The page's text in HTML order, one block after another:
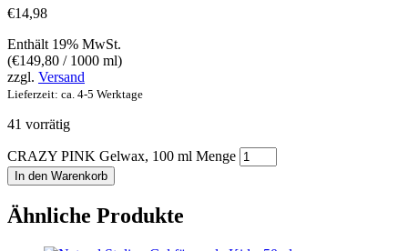
€14,98
Enthält 19% MwSt.
(€149,80 / 1000 ml)
zzgl. Versand
Lieferzeit: ca. 4-5 Werktage
41 vorrätig
CRAZY PINK Gelwax, 100 ml Menge
In den Warenkorb
Ähnliche Produkte